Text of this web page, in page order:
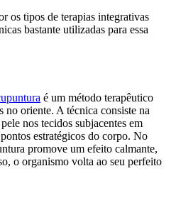
os tipos de terapias integrativas
bastante utilizadas para essa
é um método terapêutico
no oriente. A técnica consiste na
nos tecidos subjacentes em
estratégicos do corpo. No
promove um efeito calmante,
o organismo volta ao seu perfeito